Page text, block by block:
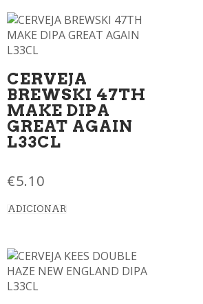
CERVEJA
BREWSKI 47TH
MAKE DIPA
GREAT AGAIN
L33CL
€5.10
ADICIONAR